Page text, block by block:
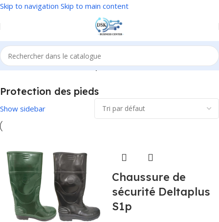
Skip to navigation Skip to main content
Accueil/EPI/Protection des pieds
Protection des pieds
Show sidebar
Chaussure de
sécurité Deltaplus
S1p